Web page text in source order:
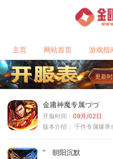
主页 网站首页 游戏指
更新
金庸神魔专属づづ
开服时间： 09月/02日
版本介绍： 千件专属爆率
“ 朝阳沉默